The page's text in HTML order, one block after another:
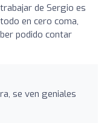
de Sergio es
en cero coma,
podido contar
se ven geniales